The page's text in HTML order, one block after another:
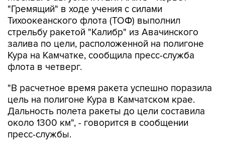
"Гремящий" в ходе учения с силами
Тихоокеанского флота (ТОФ) выполнил
стрельбу ракетой "Калибр" из Авачинского
залива по цели, расположенной на полигоне
Кура на Камчатке, сообщила пресс-служба
флота в четверг.
"В расчетное время ракета успешно поразила
цель на полигоне Кура в Камчатском крае.
Дальность полета ракеты до цели составила
около 1300 км", - говорится в сообщении
пресс-службы.